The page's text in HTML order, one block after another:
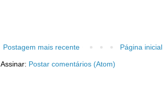
Postagem mais recente Página inicial
Assinar: Postar comentários (Atom)